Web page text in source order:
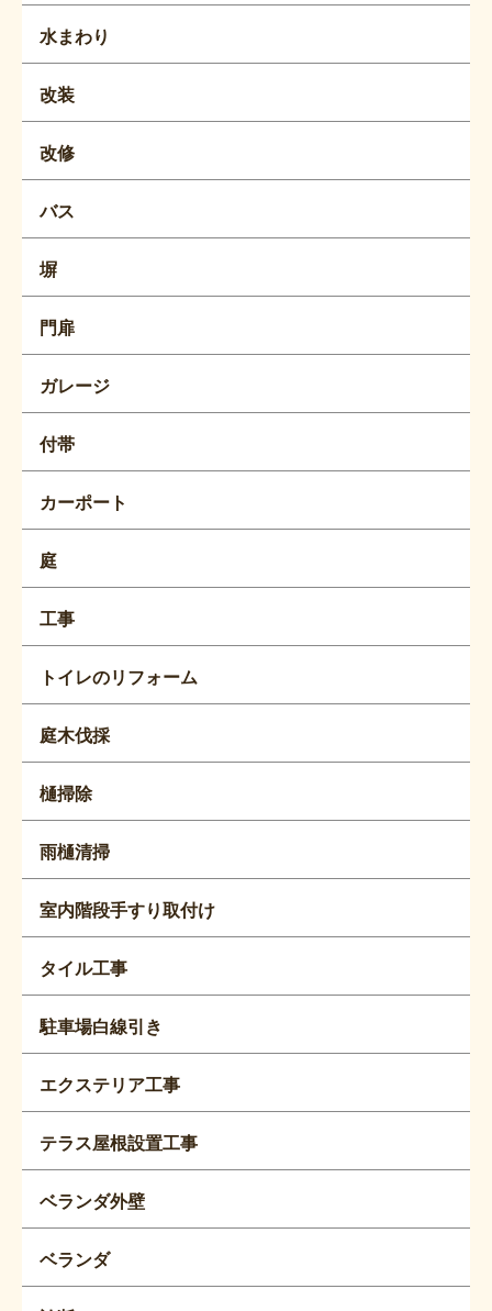
水まわり
改装
改修
バス
塀
門扉
ガレージ
付帯
カーポート
庭
工事
トイレのリフォーム
庭木伐採
樋掃除
雨樋清掃
室内階段手すり取付け
タイル工事
駐車場白線引き
エクステリア工事
テラス屋根設置工事
ベランダ外壁
ベランダ